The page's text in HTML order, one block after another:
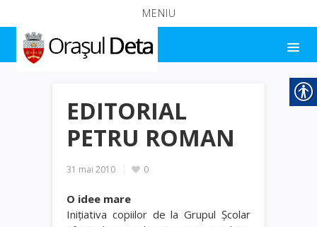
MENIU
EDITORIAL
PETRU ROMAN
31 mai 2010 0
O idee mare
Iniţiativa copiilor de la Grupul Şcolar